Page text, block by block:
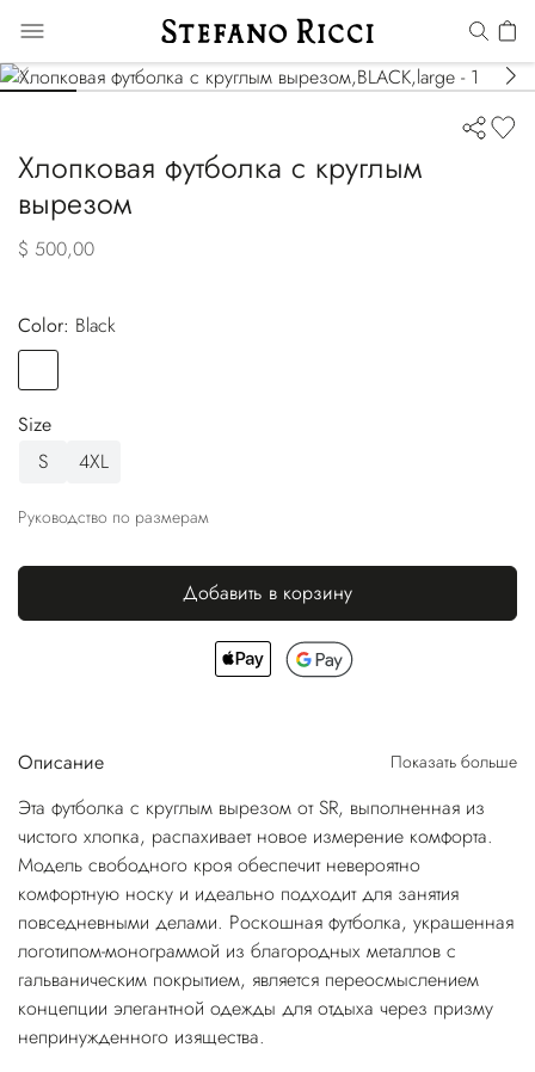
Хлопковая футболка с круглым
вырезом
$ 500,00
Color:
black
Size
S
4XL
Руководство по размерам
Добавить в корзину
Описание Показать больше
Эта футболка с круглым вырезом от SR, выполненная из
чистого хлопка, распахивает новое измерение комфорта.
Модель свободного кроя обеспечит невероятно
комфортную носку и идеально подходит для занятия
повседневными делами. Роскошная футболка, украшенная
логотипом-монограммой из благородных металлов с
гальваническим покрытием, является переосмыслением
концепции элегантной одежды для отдыха через призму
непринужденного изящества.